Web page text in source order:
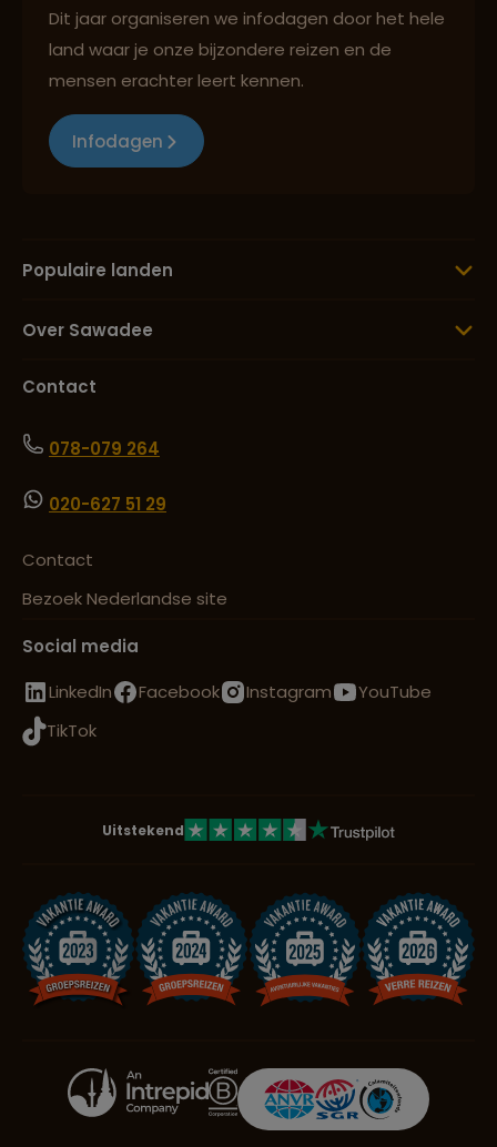
Dit jaar organiseren we infodagen door het hele
land waar je onze bijzondere reizen en de
mensen erachter leert kennen.
Infodagen
Populaire landen
Over Sawadee
Contact
078-079 264
020-627 51 29
Contact
Bezoek Nederlandse site
Social media
LinkedIn
Facebook Instagram
YouTube
TikTok
Uitstekend